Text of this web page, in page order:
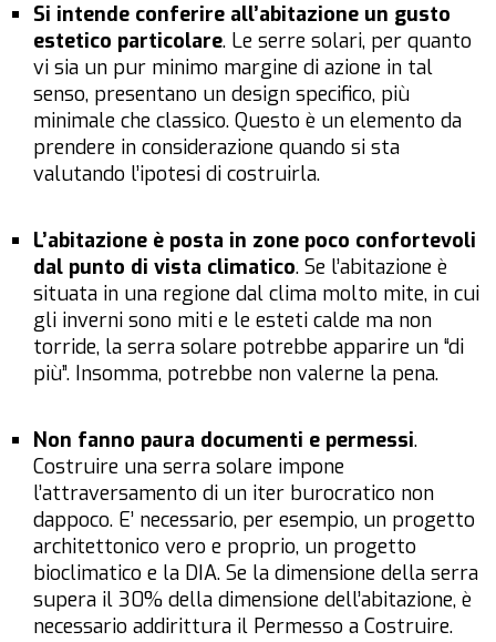
Si intende conferire all’abitazione un gusto
estetico particolare. Le serre solari, per quanto
vi sia un pur minimo margine di azione in tal
senso, presentano un design specifico, più
minimale che classico. Questo è un elemento da
prendere in considerazione quando si sta
valutando l’ipotesi di costruirla.
L’abitazione è posta in zone poco confortevoli
dal punto di vista climatico. Se l’abitazione è
situata in una regione dal clima molto mite, in cui
gli inverni sono miti e le esteti calde ma non
torride, la serra solare potrebbe apparire un “di
più”. Insomma, potrebbe non valerne la pena.
Non fanno paura documenti e permessi.
Costruire una serra solare impone
l’attraversamento di un iter burocratico non
dappoco. E’ necessario, per esempio, un progetto
architettonico vero e proprio, un progetto
bioclimatico e la DIA. Se la dimensione della serra
supera il 30% della dimensione dell’abitazione, è
necessario addirittura il Permesso a Costruire.